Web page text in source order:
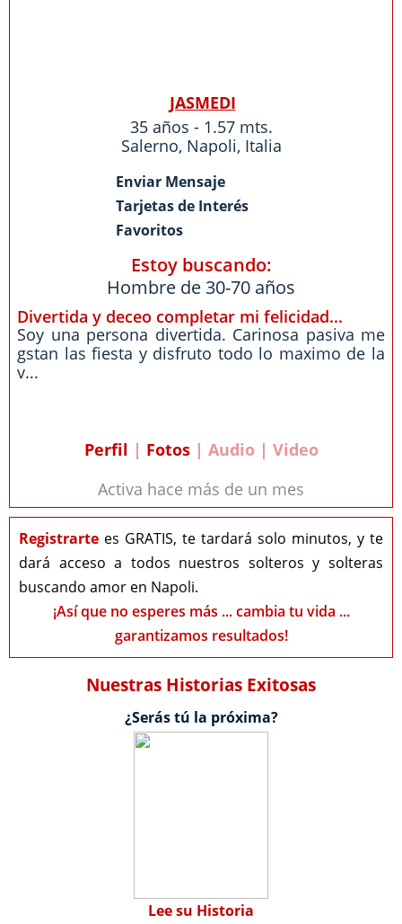
JASMEDI
35 años - 1.57 mts.
Salerno, Napoli, Italia
Enviar Mensaje
Tarjetas de Interés
Favoritos
Estoy buscando:
Hombre de 30-70 años
Divertida y deceo completar mi felicidad...
Soy una persona divertida. Carinosa pasiva me
gstan las fiesta y disfruto todo lo maximo de la
v...
Perfil | Fotos| Audio | Video
Activa hace más de un mes
Registrarte es GRATIS, te tardará solo minutos, y te
dará acceso a todos nuestros solteros y solteras
buscando amor en Napoli.
¡Así que no esperes más ... cambia tu vida ...
garantizamos resultados!
Nuestras Historias Exitosas
¿Serás tú la próxima?
Lee su Historia